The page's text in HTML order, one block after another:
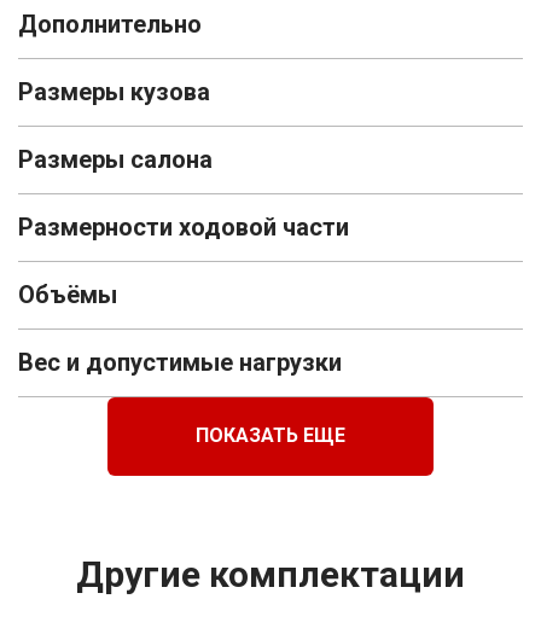
Дополнительно
Размеры кузова
Размеры салона
Размерности ходовой части
Объёмы
Вес и допустимые нагрузки
ПОКАЗАТЬ ЕЩЕ
Другие комплектации